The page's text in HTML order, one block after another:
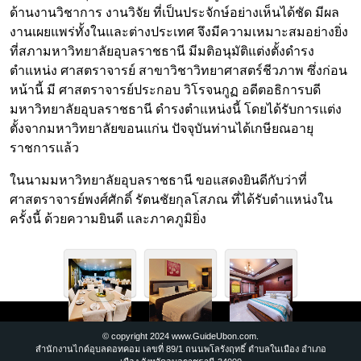
ด้านงานวิชาการ งานวิจัย ที่เป็นประจักษ์อย่างเห็นได้ชัด มีผล
งานเผยแพร่ทั้งในและต่างประเทศ จึงมีความเหมาะสมอย่างยิ่ง
ที่สภามหาวิทยาลัยอุบลราชธานี มีมติอนุมัติแต่งตั้งดำรง
ตำแหน่ง ศาสตราจารย์ สาขาวิชาวิทยาศาสตร์ชีวภาพ ซึ่งก่อน
หน้านี้ มี ศาสตราจารย์ประกอบ วิโรจนกูฏ อดีตอธิการบดี
มหาวิทยาลัยอุบลราชธานี ดำรงตำแหน่งนี้ โดยได้รับการแต่ง
ตั้งจากมหาวิทยาลัยขอนแก่น ปัจจุบันท่านได้เกษียณอายุ
ราชการแล้ว
ในนามมหาวิทยาลัยอุบลราชธานี ขอแสดงยินดีกับว่าที่
ศาสตราจารย์พงศ์ศักดิ์ รัตนชัยกุลโสภณ ที่ได้รับตำแหน่งใน
ครั้งนี้ ด้วยความยินดี และภาคภูมิยิ่ง
© copyright 2024 www.GuideUbon.com.
สำนักงานไกด์อุบลดอทคอม เลขที่ 89/1 ถนนพโลรังฤทธิ์ ตำบลในเมือง อำเภอ